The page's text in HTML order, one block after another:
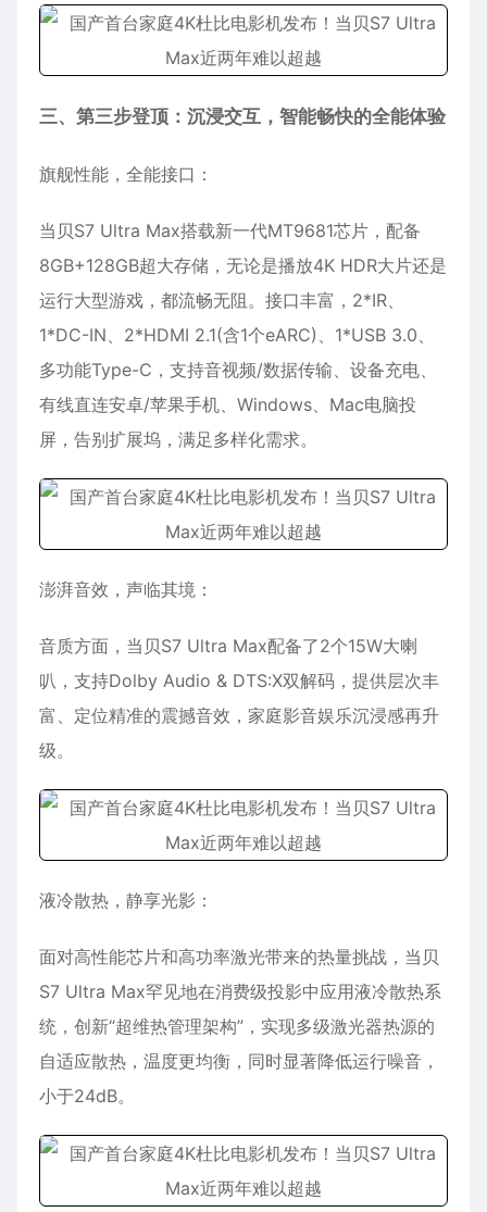
三、第三步登顶：沉浸交互，智能畅快的全能体验
旗舰性能，全能接口：
当贝S7 Ultra Max搭载新一代MT9681芯片，配备
8GB+128GB超大存储，无论是播放4K HDR大片还是
运行大型游戏，都流畅无阻。接口丰富，2*IR、
1*DC-IN、2*HDMI 2.1(含1个eARC)、1*USB 3.0、
多功能Type-C，支持音视频/数据传输、设备充电、
有线直连安卓/苹果手机、Windows、Mac电脑投
屏，告别扩展坞，满足多样化需求。
澎湃音效，声临其境：
音质方面，当贝S7 Ultra Max配备了2个15W大喇
叭，支持Dolby Audio & DTS:X双解码，提供层次丰
富、定位精准的震撼音效，家庭影音娱乐沉浸感再升
级。
液冷散热，静享光影：
面对高性能芯片和高功率激光带来的热量挑战，当贝
S7 Ultra Max罕见地在消费级投影中应用液冷散热系
统，创新“超维热管理架构”，实现多级激光器热源的
自适应散热，温度更均衡，同时显著降低运行噪音，
小于24dB。